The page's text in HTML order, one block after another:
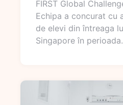
FIRST Global
Echipa a concurat cu
de elevi din întreaga
Singapore în